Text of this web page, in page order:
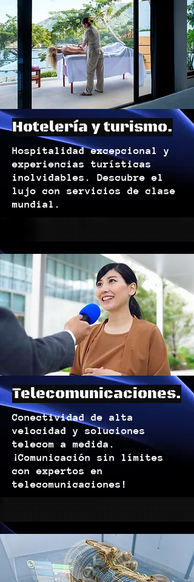
Hotelería y turismo.
Hospitalidad excepcional y
experiencias turísticas
inolvidables. Descubre el
lujo con servicios de clase
mundial.
Telecomunicaciones.
Conectividad de alta
velocidad y soluciones
telecom a medida.
¡Comunicación sin límites
con expertos en
telecomunicaciones!